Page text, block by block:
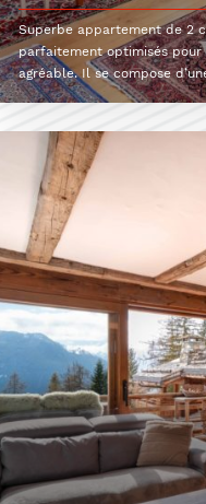
Superbe appartement de 2
parfaitement optimisés
agréable. Il se compose